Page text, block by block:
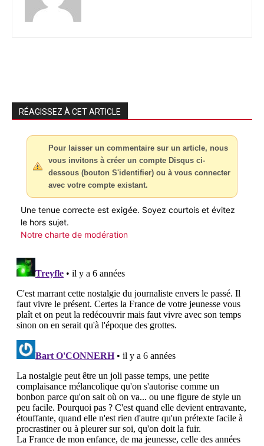
RÉAGISSEZ À CET ARTICLE
Pour laisser un commentaire sur un article, nous
vous invitons à créer un compte Disqus ci-
dessous (bouton S'identifier) ou à vous connecter
avec votre compte existant.
Une tenue correcte est exigée. Soyez courtois et évitez
le hors sujet.
Notre charte de modération